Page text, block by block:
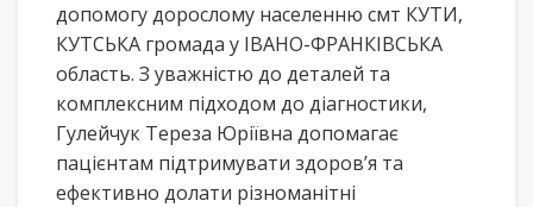
допомогу дорослому населенню смт КУТИ,
КУТСЬКА громада у ІВАНО-ФРАНКІВСЬКА
область. З уважністю до деталей та
комплексним підходом до діагностики,
Гулейчук Тереза Юріївна допомагає
пацієнтам підтримувати здоров’я та
ефективно долати різноманітні